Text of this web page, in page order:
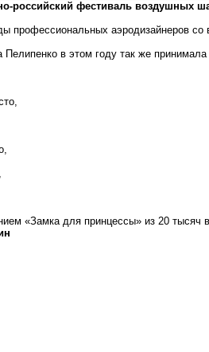
российский фестиваль воздушных
профессиональных аэродизайнеров со
в этом году так же
«Замка для принцессы» из 20 тысяч